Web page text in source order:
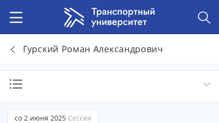
Гурский Роман Александрович
со 2 июня 2025 Сессия